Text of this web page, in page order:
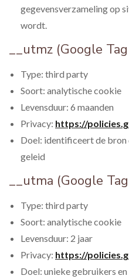
gegevensverzameling op
wordt.
__utmz (Google
Type: third party
Soort: analytische cookie
Levensduur: 6 maanden
Privacy: https://
Doel: identificeert de bron
geleid
__utma (Google
Type: third party
Soort: analytische cookie
Levensduur: 2 jaar
Privacy: https://
Doel: unieke gebruikers en